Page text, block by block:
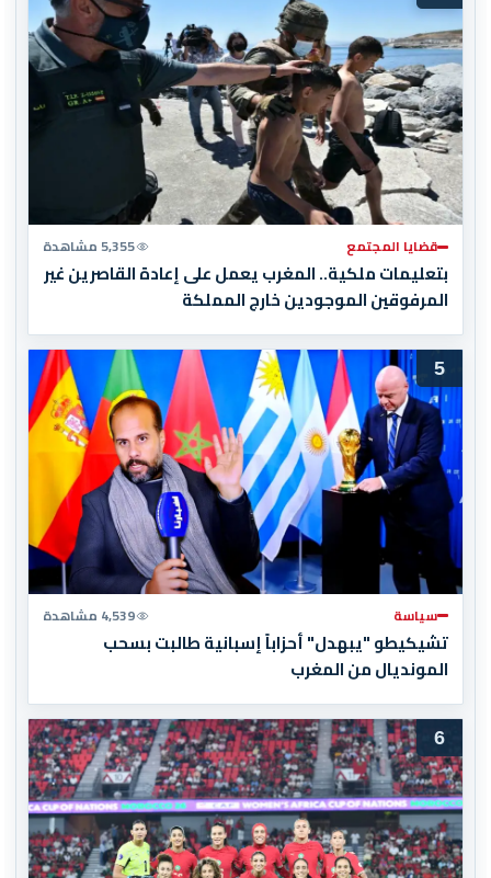
قضايا المجتمع 5,355 مشاهدة
بتعليمات ملكية.. المغرب يعمل على إعادة القاصرين غير
المرفوقين الموجودين خارج المملكة
5
سياسة 4,539 مشاهدة
تشيكيطو "يبهدل" أحزاباً إسبانية طالبت بسحب
المونديال من المغرب
6